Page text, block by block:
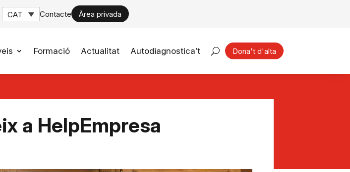
CAT Contacte Àrea privada
Formació Actualitat Autodiagnostica’t Dona't d'alta
a HelpEmpresa